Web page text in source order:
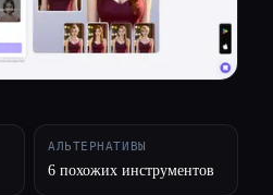
АЛЬТЕРНАТИВЫ
6 похожих инструментов